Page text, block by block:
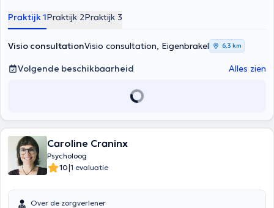
Praktijk 1Praktijk 2Praktijk 3
Visio consultationVisio consultation, Eigenbrakel 6,3 km
Volgende beschikbaarheid Alles zien
Caroline Craninx
Psycholoog
10|1 evaluatie
Over de zorgverlener